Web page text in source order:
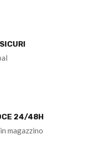
24/48H
magazzino